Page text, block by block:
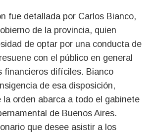
fue detallada por Carlos Bianco,
de la provincia, quien
de optar por una conducta de
con el público en general
financieros difíciles. Bianco
de esa disposición,
la orden abarca a todo el gabinete
de Buenos Aires.
que desee asistir a los